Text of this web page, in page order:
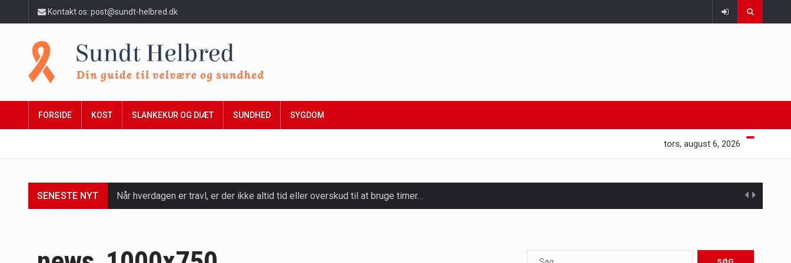
Kontakt os: post@sundt-helbred.dk
FORSIDE KOST SLANKEKUR OG DIÆT SUNDHED SYGDOM
tors, august 6, 2026
SENESTE NYT Når hverdagen er travl, er der ikke altid tid eller overskud til at bruge timer…
Mælkesyrebakterier er små, men utroligt kraftfulde mikroorganismer, der spiller en afgørende rolle i at opretholde…